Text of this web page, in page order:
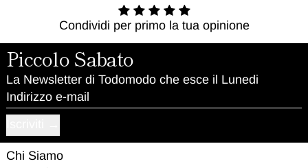
Condividi per primo la tua opinione
Piccolo Sabato
La Newsletter di Todomodo che esce il Lunedi
Indirizzo e-mail
Chi Siamo